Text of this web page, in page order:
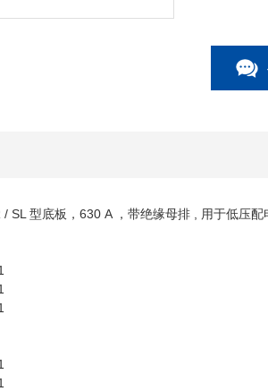
/ SL 型底板，630 A ，带绝缘母排 , 用于低压